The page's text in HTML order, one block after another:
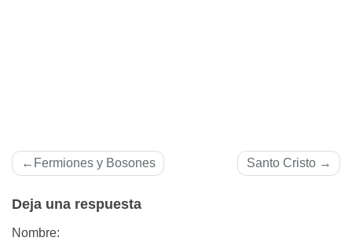
Navegación
entradas
Fermiones y Bosones Santo Cristo
Deja una respuesta
Nombre: